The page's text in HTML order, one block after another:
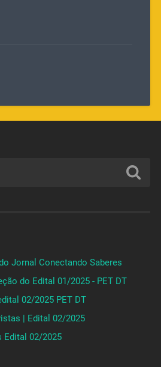
Jornal Conectando Saberes
do Edital 01/2025 - PET DT
02/2025 PET DT
| Edital 02/2025
Edital 02/2025